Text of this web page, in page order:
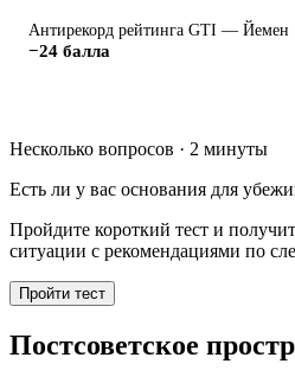
Антирекорд рейтинга GTI — Йемен
−24 балла
Несколько вопросов · 2 минуты
Есть ли у вас основания для
Пройдите короткий тест и
ситуации с рекомендациями по
Пройти тест
Постсоветское